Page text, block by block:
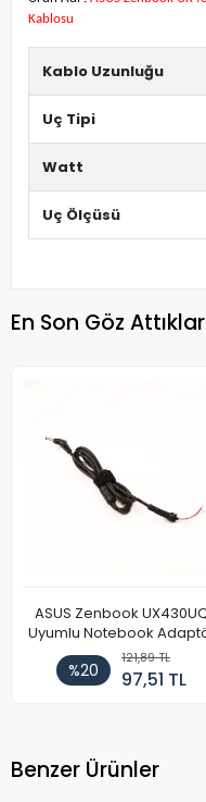
Kablosu
Kablo Uzunluğu
Uç Tipi
Watt
Uç Ölçüsü
En Son Göz
ASUS Zenbook
Uyumlu Notebook
DC Power Kablosu
%20
121,89 TL
97,51 TL
Benzer Ürünler